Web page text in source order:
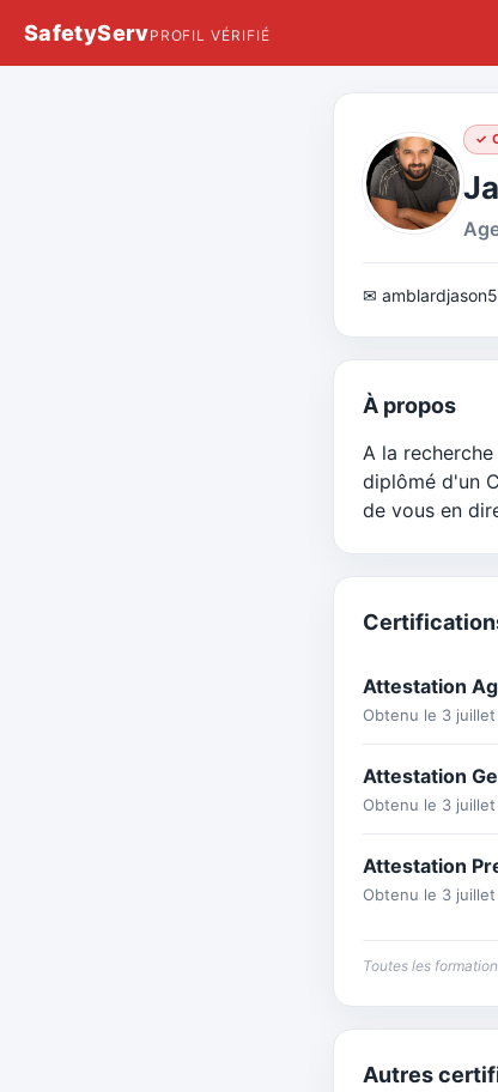
SafetyServPROFIL VÉRIFIÉ
✓
✉
À propos
A la
diplômé d'un
de vous en
Attestation
Obtenu le 3
Attestation
Obtenu le 3
Attestation
Obtenu le 3
Toutes les
Autres